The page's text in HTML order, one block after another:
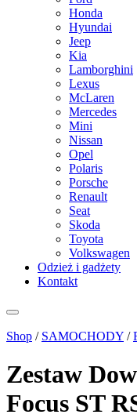
Honda
Hyundai
Jeep
Kia
Lamborghini
Lexus
McLaren
Mercedes
Mini
Nissan
Opel
Polaris
Porsche
Renault
Seat
Skoda
Toyota
Volkswagen
Odzież i gadżety
Kontakt
Shop / SAMOCHODY /
Zestaw
Focus ST